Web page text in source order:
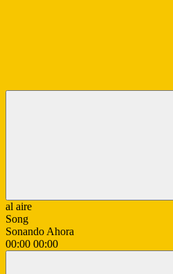
al aire
Song
Sonando Ahora
00:00 00:00